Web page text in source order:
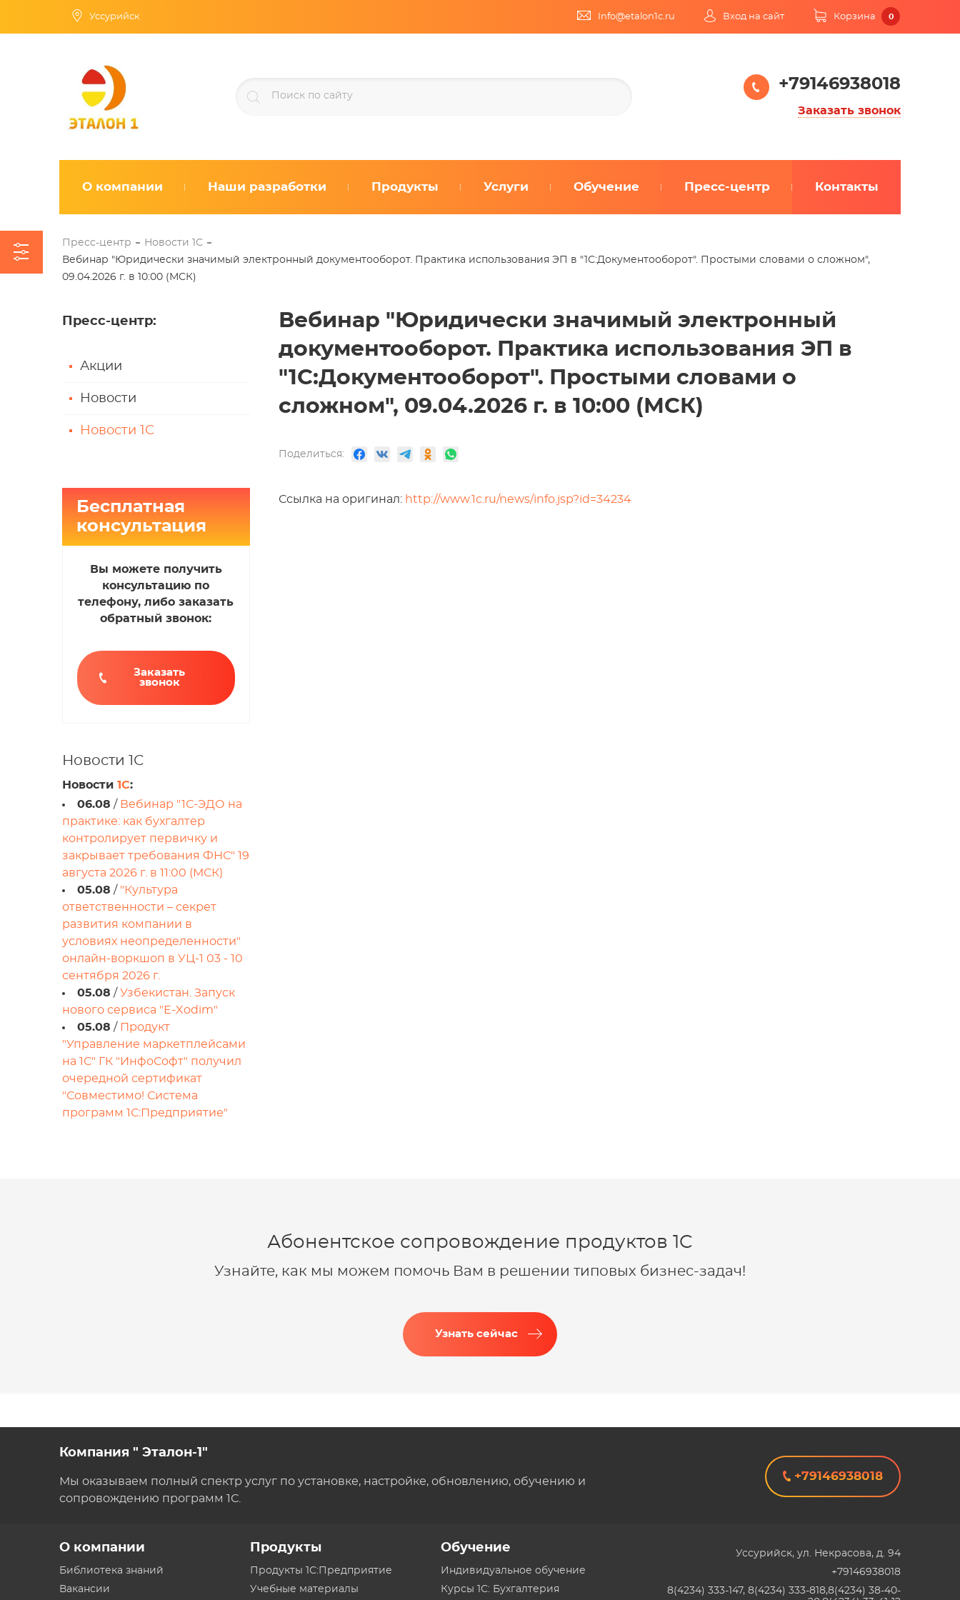
Уссурийск Info@etalon1c.ru Вход на сайт Корзина 0
+79146938018
Заказать звонок
О компании Наши разработки Продукты Услуги Обучение Пресс-центр Контакты
Пресс-центр
Новости 1С
Вебинар "Юридически значимый электронный документооборот. Практика использования ЭП в "1С:Документооборот". Простыми словами о сложном",
09.04.2026 г. в 10:00 (МСК)
Пресс-центр:
Акции
Новости
Новости 1С
Бесплатная
консультация
Вы можете получить
консультацию по
телефону, либо заказать
обратный звонок:
Заказать
звонок
Новости 1С
Новости 1С:
06.08 / Вебинар "1С-ЭДО на
практике: как бухгалтер
контролирует первичку и
закрывает требования ФНС" 19
августа 2026 г. в 11:00 (МСК)
05.08 / "Культура
ответственности – секрет
развития компании в
условиях неопределенности"
онлайн-воркшоп в УЦ-1 03 - 10
сентября 2026 г.
05.08 / Узбекистан. Запуск
нового сервиса "E-Xodim"
05.08 / Продукт
"Управление маркетплейсами
на 1С" ГК "ИнфоСофт" получил
очередной сертификат
"Совместимо! Система
программ 1С:Предприятие"
Вебинар "Юридически значимый электронный
документооборот. Практика использования ЭП в
"1С:Документооборот". Простыми словами о
сложном", 09.04.2026 г. в 10:00 (МСК)
Поделиться:
Ссылка на оригинал: http://www.1c.ru/news/info.jsp?id=34234
Абонентское сопровождение продуктов 1C
Узнайте, как мы можем помочь Вам в решении типовых бизнес-задач!
Узнать сейчас
Компания " Эталон-1"
Мы оказываем полный спектр услуг по установке, настройке, обновлению, обучению и
сопровождению программ 1С.
+79146938018
О компании
Библиотека знаний
Вакансии
Продукты
Продукты 1С:Предприятие
Учебные материалы
Обучение
Индивидуальное обучение
Курсы 1С: Бухгалтерия
Уссурийск, ул. Некрасова, д. 94
+79146938018
8(4234) 333-147, 8(4234) 333-818,8(4234) 38-40-